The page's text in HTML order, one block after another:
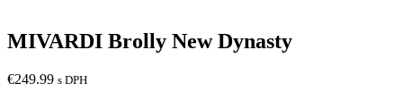
MIVARDI Brolly New Dynasty
€249.99 s DPH